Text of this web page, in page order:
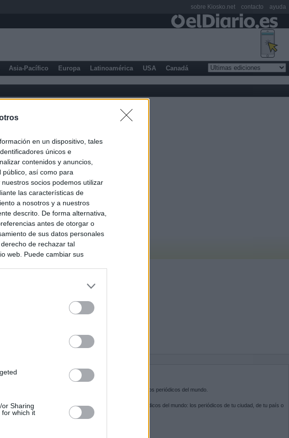
en un dispositivo, tales
únicos e
contenidos y anuncios,
público, así como para
socios podemos utilizar
las características de
a nosotros y a nuestros
descrito. De forma alternativa,
antes de otorgar o
de sus datos personales
de rechazar tal
web. Puede cambiar sus
Sharing
which it
Asia-Pacífico Europa Latinoamérica USA Canadá
de
de
SOBRE KIOSKO.NET
es la puerta de entrada a los periódicos del mundo.
Navega por las portadas de los periódicos del mundo: los periódicos de tu ciudad, de tu país o
del otro extremo del mundo.
sobre Kiosko.net contacto ayuda